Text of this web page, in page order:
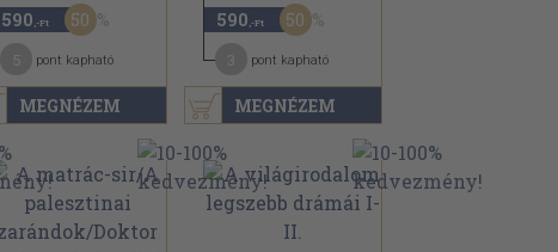
MEGNÉZEM
590 ,-Ft 50
pont kapható
MEGNÉZEM
590 ,-Ft 50
pont kapható